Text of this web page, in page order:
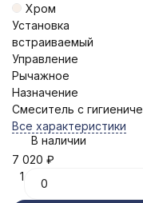
Хром
Установка
встраиваемый
Управление
Рычажное
Назначение
Смеситель с
Все характеристики
В наличии
7 020 ₽
1